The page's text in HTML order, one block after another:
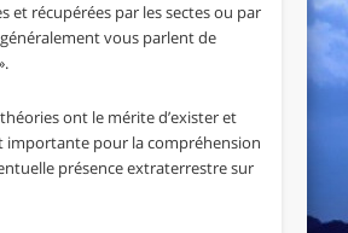
et récupérées par les sectes ou par
vous parlent de
ont le mérite d’exister et
importante pour la compréhension
présence extraterrestre sur